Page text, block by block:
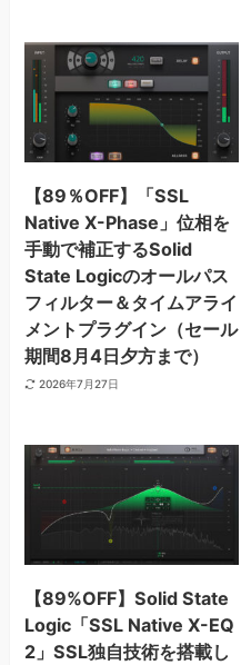
【89％OFF】「SSL
Native X-Phase」位相を
手動で補正するSolid
State Logicのオールパス
フィルター＆タイムアライ
メントプラグイン（セール
期間8月4日夕方まで）
2026年7月27日
【89%OFF】Solid State
Logic「SSL Native X-EQ
2」SSL独自技術を搭載し